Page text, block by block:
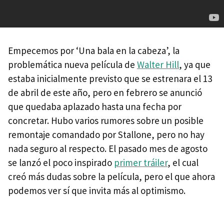
Empecemos por ‘Una bala en la cabeza’, la
problemática nueva película de Walter Hill, ya que
estaba inicialmente previsto que se estrenara el 13
de abril de este año, pero en febrero se anunció
que quedaba aplazado hasta una fecha por
concretar. Hubo varios rumores sobre un posible
remontaje comandado por Stallone, pero no hay
nada seguro al respecto. El pasado mes de agosto
se lanzó el poco inspirado primer tráiler, el cual
creó más dudas sobre la película, pero el que ahora
podemos ver sí que invita más al optimismo.